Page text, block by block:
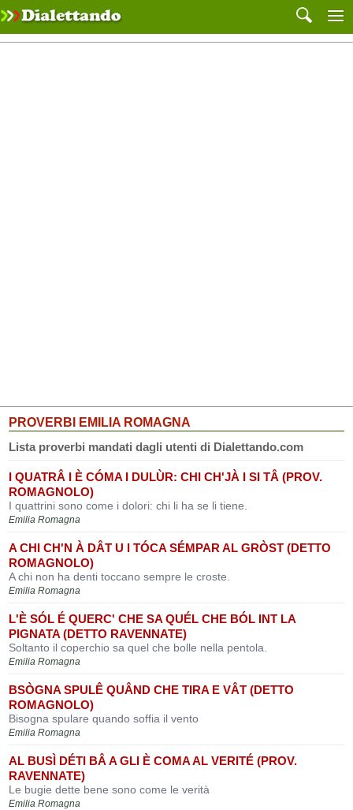
PROVERBI EMILIA ROMAGNA
Lista proverbi mandati dagli utenti di Dialettando.com
I QUATRÂ I È CÓMA I DULÙR: CHI CH'JÀ I SI TÂ (PROV.
ROMAGNOLO)
I quattrini sono come i dolori: chi li ha se li tiene.
Emilia Romagna
A CHI CH'N À DÂT U I TÓCA SÉMPAR AL GRÒST (DETTO
ROMAGNOLO)
A chi non ha denti toccano sempre le croste.
Emilia Romagna
L'È SÓL É QUERC' CHE SA QUÉL CHE BÓL INT LA
PIGNATA (DETTO RAVENNATE)
Soltanto il coperchio sa quel che bolle nella pentola.
Emilia Romagna
BSÒGNA SPULÊ QUÂND CHE TIRA E VÂT (DETTO
ROMAGNOLO)
Bisogna spulare quando soffia il vento
Emilia Romagna
AL BUSÌ DÉTI BÂ A GLI È COMA AL VERITÉ (PROV.
RAVENNATE)
Le bugie dette bene sono come le verità
Emilia Romagna